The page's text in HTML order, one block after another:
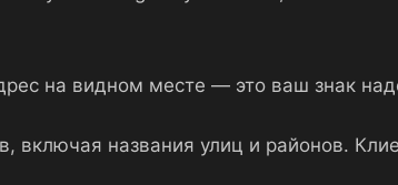
на видном месте — это ваш знак
включая названия улиц и районов.